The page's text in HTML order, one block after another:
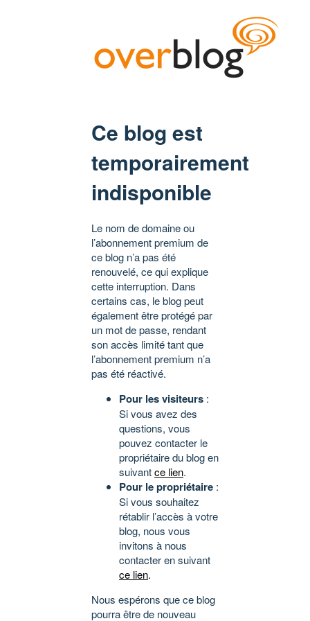
Ce blog est
temporairement
indisponible
Le nom de domaine ou
l’abonnement premium de
ce blog n’a pas été
renouvelé, ce qui explique
cette interruption. Dans
certains cas, le blog peut
également être protégé par
un mot de passe, rendant
son accès limité tant que
l’abonnement premium n’a
pas été réactivé.
Pour les visiteurs :
Si vous avez des
questions, vous
pouvez contacter le
propriétaire du blog en
suivantce lien.
Pour le propriétaire :
Si vous souhaitez
rétablir l’accès à votre
blog, nous vous
invitons à nous
contacter en suivant
ce lien.
Nous espérons que ce blog
pourra être de nouveau